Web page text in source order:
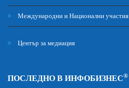
Международни и Национални участия
Център за медиация
ПОСЛЕДНО В ИНФОБИЗНЕС®